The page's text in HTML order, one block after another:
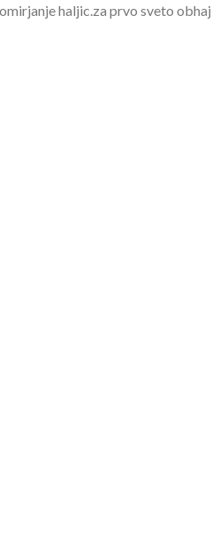
haljic.za prvo sveto